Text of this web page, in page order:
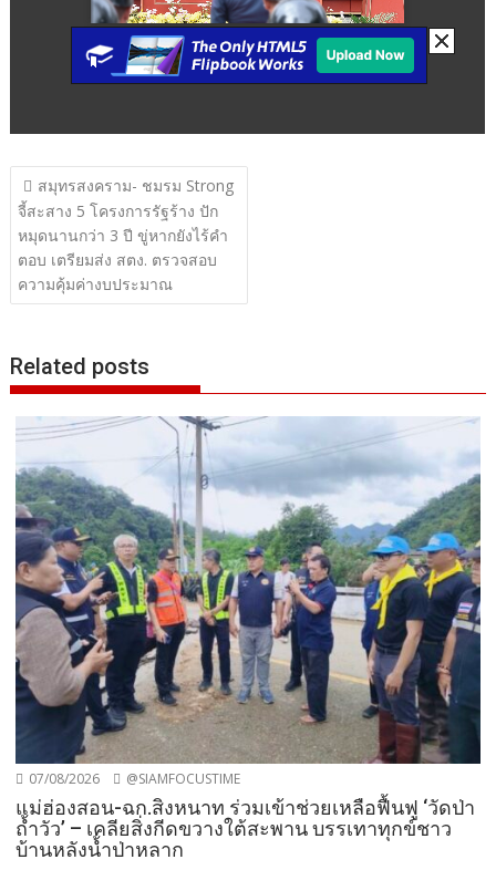
แนะแนว
เรื่อง
สมุทรสงคราม- ชมรม Strong
จี้สะสาง 5 โครงการรัฐร้าง ปัก
หมุดนานกว่า 3 ปี ขู่หากยังไร้คำ
ตอบ เตรียมส่ง สตง. ตรวจสอบ
ความคุ้มค่างบประมาณ
Related posts
07/08/2026 @SIAMFOCUSTIME
แม่ฮ่องสอน-ฉก.สิงหนาท ร่วมเข้าช่วยเหลือฟื้นฟู ‘วัดป่า
ถ้ำวัว’ – เคลียสิ่งกีดขวางใต้สะพาน บรรเทาทุกข์ชาว
บ้านหลังน้ำป่าหลาก